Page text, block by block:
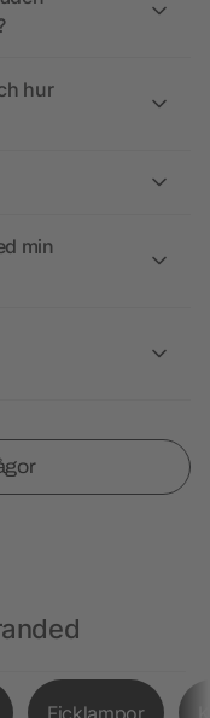
hur
min